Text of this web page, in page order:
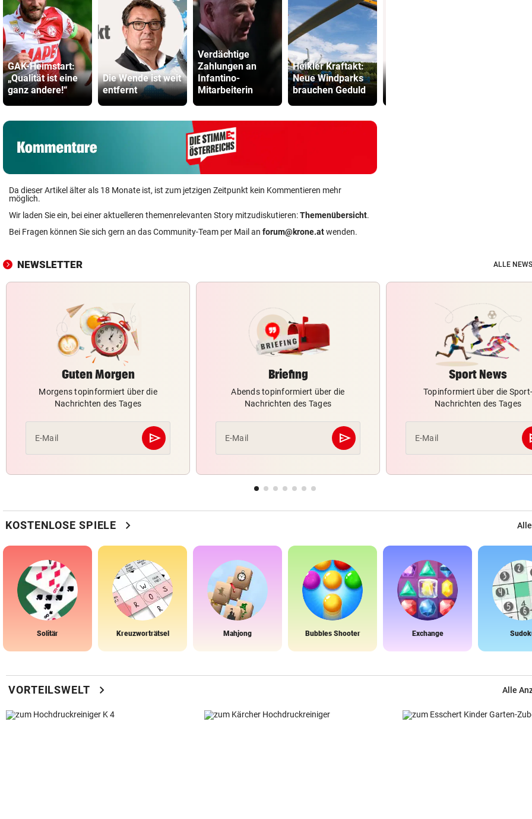
GAK-Heimstart:
„Qualität ist eine
ganz andere!“
Die Wende ist weit
entfernt
Verdächtige
Zahlungen an
Infantino-
Mitarbeiterin
Heikler Kraftakt:
Neue Windparks
brauchen Geduld
Da dieser Artikel älter als 18 Monate ist, ist zum jetzigen Zeitpunkt kein Kommentieren mehr
möglich.
Wir laden Sie ein, bei einer aktuelleren themenrelevanten Story mitzudiskutieren:Themenübersicht.
Bei Fragen können Sie sich gern an das Community-Team per Mail an forum@krone.atwenden.
NEWSLETTER ALLE
Guten Morgen
Morgens topinformiert über die
Nachrichten des Tages
E-Mail send
Abschicken
Briefing
Abends topinformiert über die
Nachrichten des Tages
E-Mail send
Abschicken
Sport News
Topinformiert über die
Nachrichten des Tages
E-Mail
KOSTENLOSE SPIELE chevron_right
Solitär Kreuzworträtsel Mahjong Bubbles Shooter Exchange
VORTEILSWELT chevron_right Alle